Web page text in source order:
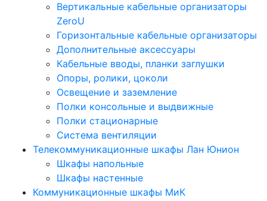
Вертикальные кабельные организаторы
ZeroU
Горизонтальные кабельные организаторы
Дополнительные аксессуары
Кабельные вводы, планки заглушки
Опоры, ролики, цоколи
Освещение и заземление
Полки консольные и выдвижные
Полки стационарные
Система вентиляции
Телекоммуникационные шкафы Лан Юнион
Шкафы напольные
Шкафы настенные
Коммуникационные шкафы МиК